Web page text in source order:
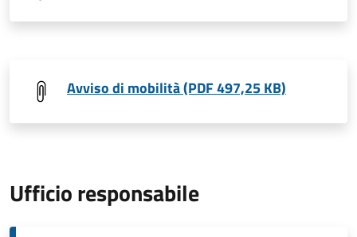
Avviso di mobilità (PDF 497,25 KB)
Ufficio responsabile